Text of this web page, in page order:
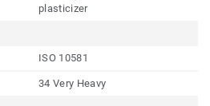
plasticizer
ISO 10581
34 Very Heavy